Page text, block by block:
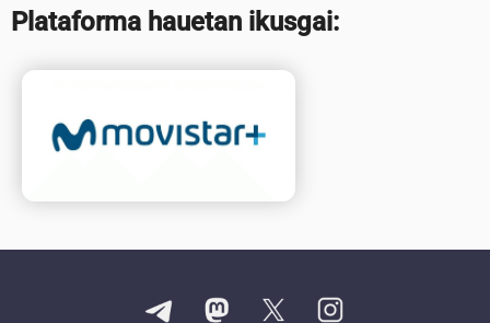
Plataforma hauetan ikusgai: